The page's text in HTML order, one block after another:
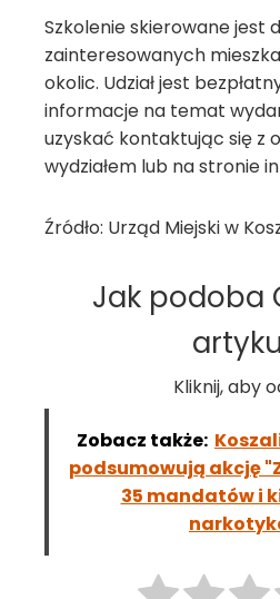
Szkolenie skierowane jest
zainteresowanych
okolic. Udział jest
informacje na temat
uzyskać kontaktując się z
wydziałem lub na stronie
Źródło: Urząd Miejski w
Jak podoba
Kliknij, aby
Zobacz także:
podsumowują akcję
35 mandatów i